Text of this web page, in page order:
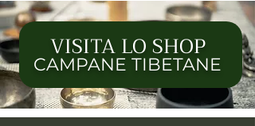
VISITA LO SHOP
CAMPANE TIBETANE